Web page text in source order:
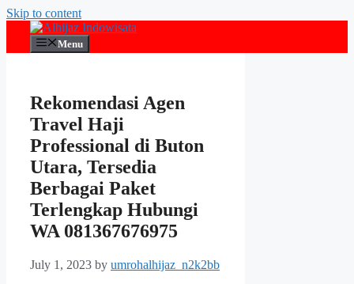
Skip to content
Menu
Rekomendasi Agen
Travel Haji
Professional di Buton
Utara, Tersedia
Berbagai Paket
Terlengkap Hubungi
WA 081367676975
July 1, 2023 by umrohalhijaz_n2k2bb